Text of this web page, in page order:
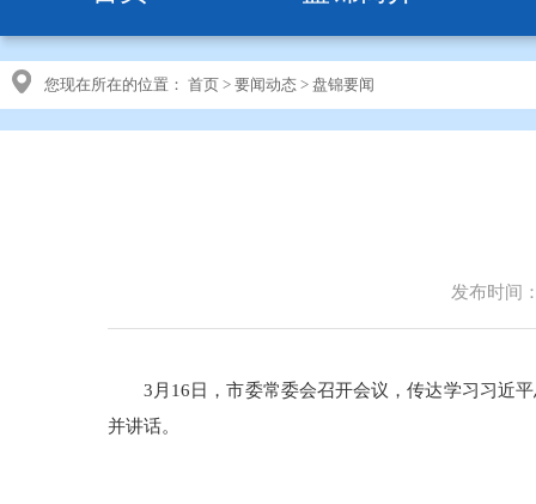
您现在所在的位置： 首页 > 要闻动态 > 盘锦要闻
发布时间
3月16日，市委常委会召开会议，传达学习习近
并讲话。